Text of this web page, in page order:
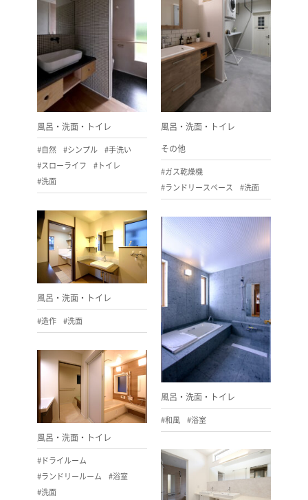
風呂・洗面・トイレ
#自然 #シンプル #手洗い
#スローライフ #トイレ
#洗面
風呂・洗面・トイレ
その他
#ガス乾燥機
#ランドリースペース #洗面
風呂・洗面・トイレ
#造作 #洗面
風呂・洗面・トイレ
#和風 #浴室
風呂・洗面・トイレ
#ドライルーム
#ランドリールーム #浴室
#洗面